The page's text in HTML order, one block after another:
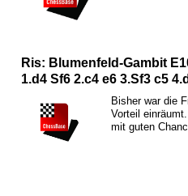
Ris: Blumenfeld-Gambit
1.d4 Sf6 2.c4 e6 3.Sf3 c5
Bisher war die
Vorteil
mit guten